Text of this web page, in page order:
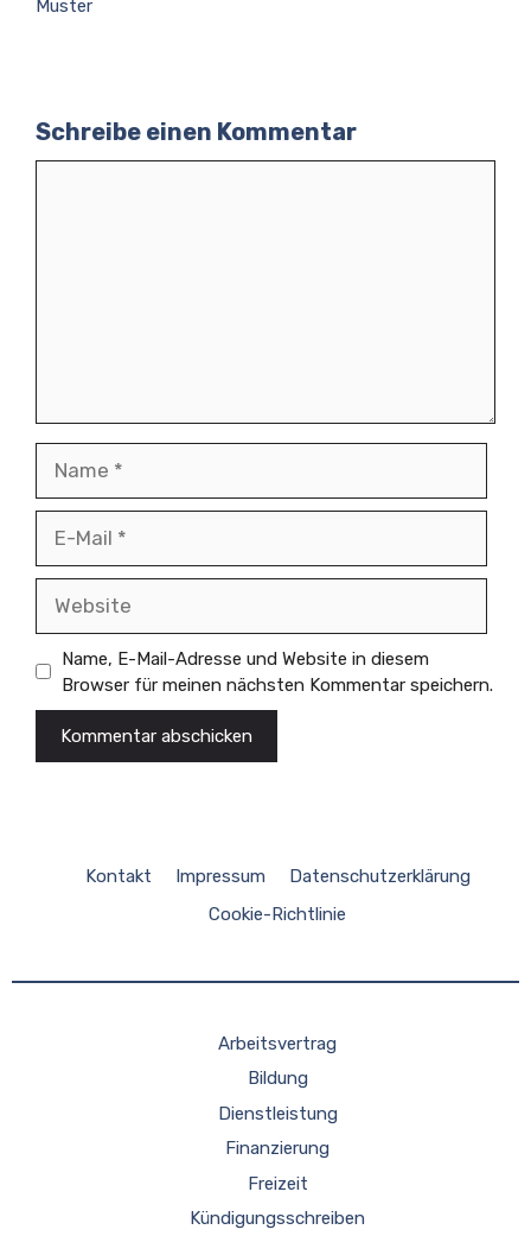
Muster
Schreibe einen Kommentar
Mail
Name, E-Mail-Adresse und Website in diesem
Browser für meinen nächsten Kommentar speichern.
Kontakt Impressum
Datenschutzerklärung
Cookie-Richtlinie
Arbeitsvertrag
Bildung
Dienstleistung
Finanzierung
Freizeit
Kündigungsschreiben